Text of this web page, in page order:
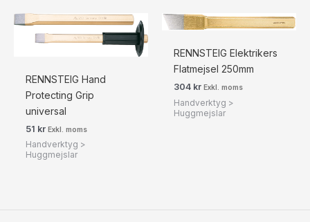
RENNSTEIG Hand
Protecting Grip
universal
51 kr Exkl. moms
Handverktyg >
Huggmejslar
RENNSTEIG Elektrikers
Flatmejsel 250mm
304 kr Exkl. moms
Handverktyg >
Huggmejslar